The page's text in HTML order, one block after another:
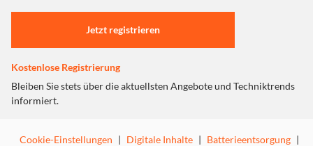
Einstellungen anpassen
Jetzt registrieren
Kostenlose Registrierung
Bleiben Sie stets über die aktuellsten Angebote und Techniktrends
informiert.
Cookie-Einstellungen | Digitale Inhalte | Batterieentsorgung |